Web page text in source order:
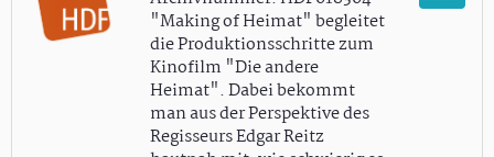
"Making of Heimat" begleitet
die Produktionsschritte zum
Kinofilm "Die andere
Heimat". Dabei bekommt
man aus der Perspektive des
Regisseurs Edgar Reitz